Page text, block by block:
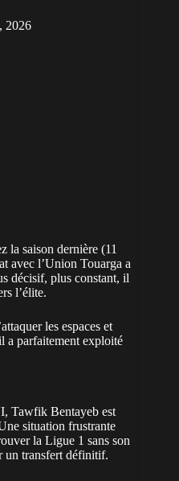
2026
la saison dernière (11
avec l’Union Touarga a
décisif, plus constant, il
l’élite.
les espaces et
a parfaitement exploité
Tawfik Bentayeb est
situation frustrante
la Ligue 1 sans son
un transfert définitif.